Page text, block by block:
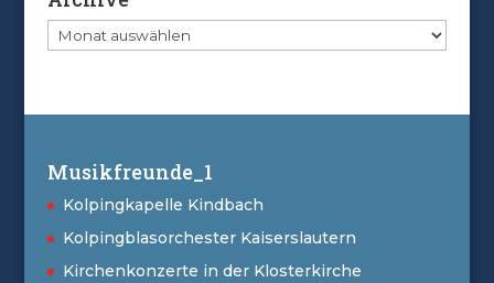
Archive
Musikfreunde_1
Kolpingkapelle Kindbach
Kolpingblasorchester Kaiserslautern
Kirchenkonzerte in der Klosterkirche